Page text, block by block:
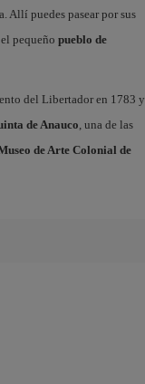
Allí puedes pasear por sus
pequeño pueblo de
del Libertador en 1783 y
de Anauco, una de las
de Arte Colonial de